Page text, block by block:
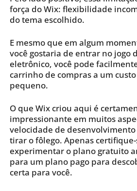
força do Wix: flexibilidade
do tema escolhido.
E mesmo que em algum
você gostaria de entrar no jogo
eletrônico, você pode
carrinho de compras a um
pequeno.
O que Wix criou aqui é
impressionante em muitos
velocidade de
tirar o fôlego. Apenas
experimentar o plano gratuito
para um plano pago para
certa para você.